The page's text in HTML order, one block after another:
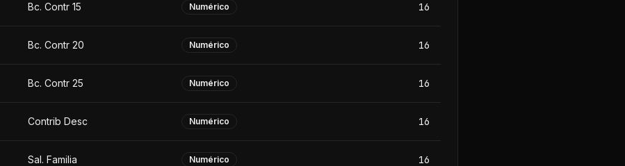
Bc. Contr 15 Numérico 16
Bc. Contr 20 Numérico 16
Bc. Contr 25 Numérico 16
Contrib Desc Numérico 16
Sal. Familia Numérico 16